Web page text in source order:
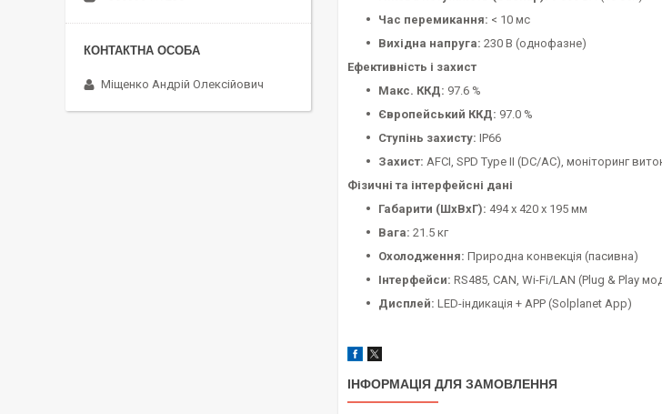
Час перемикання: < 10 мс
Вихідна напруга: 230 В (однофазне)
Ефективність і захист
Макс. ККД: 97.6 %
Європейський ККД: 97.0 %
Ступінь захисту: IP66
Захист: AFCI, SPD Type II (DC/AC), моніторинг
Фізичні та інтерфейсні дані
Габарити (ШхВхГ): 494 x 420 x 195 мм
Вага: 21.5 кг
Охолодження: Природна конвекція (пасивна)
Інтерфейси: RS485, CAN, Wi-Fi/LAN (Plug & Play
Дисплей: LED-індикація + APP (Solplanet App)
ІНФОРМАЦІЯ ДЛЯ ЗАМОВЛЕННЯ
Міщенко Андрій Олексійович